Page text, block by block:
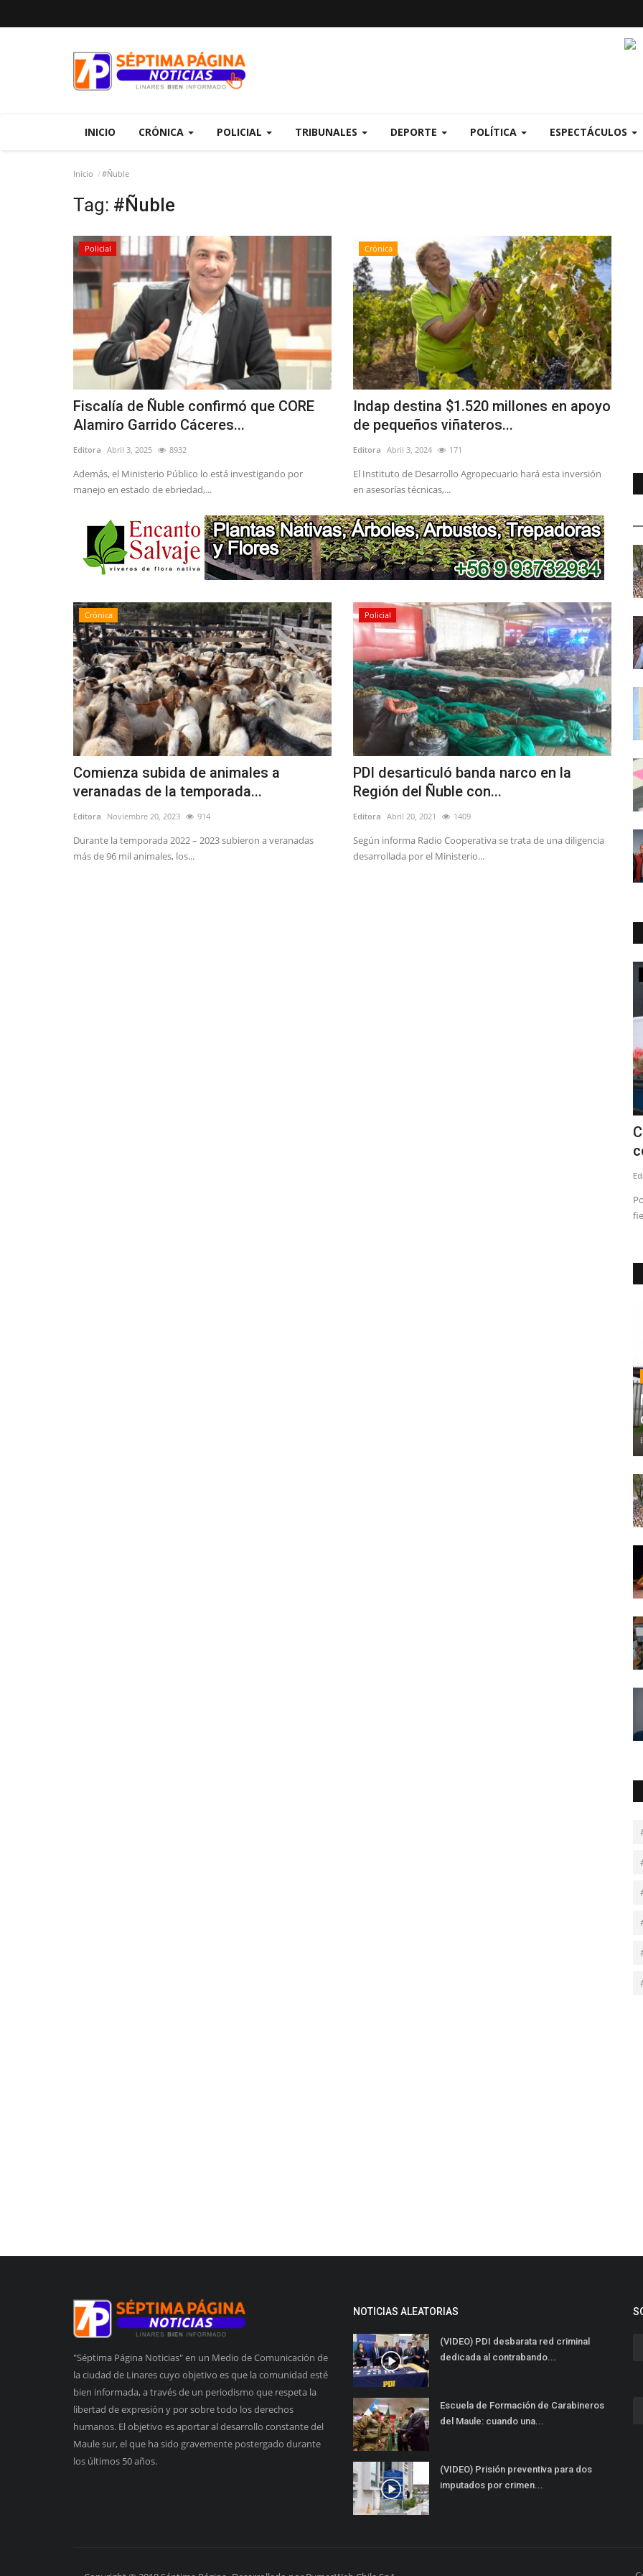
INICIO CRÓNICA POLICIAL TRIBUNALES DEPORTE POLÍTICA ESPECTÁCULOS
Inicio #Ñuble
Tag: #Ñuble
Policial
Fiscalía de Ñuble confirmó que CORE
Alamiro Garrido Cáceres...
Editora Abril 3, 2025 8932
Además, el Ministerio Público lo está investigando por
manejo en estado de ebriedad,...
Crónica
Indap destina $1.520 millones en apoyo
de pequeños viñateros...
Editora Abril 3, 2024 171
El Instituto de Desarrollo Agropecuario hará esta inversión
en asesorías técnicas,...
Crónica
Comienza subida de animales a
veranadas de la temporada...
Editora Noviembre 20, 2023 914
Durante la temporada 2022 – 2023 subieron a veranadas
más de 96 mil animales, los...
Policial
PDI desarticuló banda narco en la
Región del Ñuble con...
Editora Abril 20, 2021 1409
Según informa Radio Cooperativa se trata de una diligencia
desarrollada por el Ministerio...
"Séptima Página Noticias" en un Medio de Comunicación de
la ciudad de Linares cuyo objetivo es que la comunidad esté
bien informada, a través de un periodismo que respeta la
libertad de expresión y por sobre todo los derechos
humanos. El objetivo es aportar al desarrollo constante del
Maule sur, el que ha sido gravemente postergado durante
los últimos 50 años.
NOTICIAS ALEATORIAS
(VIDEO) PDI desbarata red criminal
dedicada al contrabando...
Escuela de Formación de Carabineros
del Maule: cuando una...
(VIDEO) Prisión preventiva para dos
imputados por crimen...